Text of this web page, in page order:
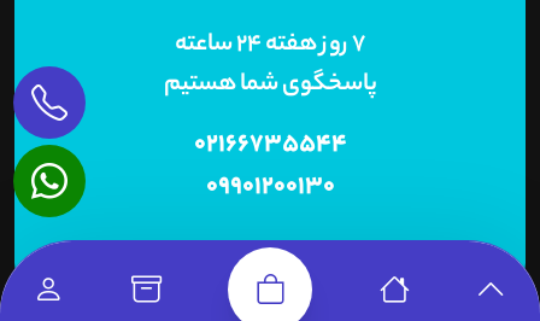
7 روز هفته 24 ساعته
پاسخگوی شما هستیم
02166735544
09901200130